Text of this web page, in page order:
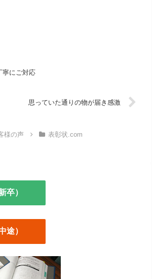
寧にご対応
思っていた通りの物が届き感激
様の声 表彰状.com
卒）
途）